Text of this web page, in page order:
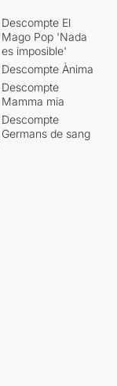
Descompte El
Mago Pop 'Nada
es imposible'
Descompte Ànima
Descompte
Mamma mia
Descompte
Germans de sang